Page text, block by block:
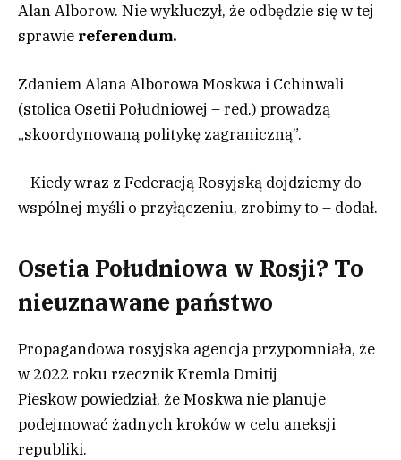
Alan Alborow. Nie wykluczył, że odbędzie się w tej
sprawie referendum.
Zdaniem Alana Alborowa Moskwa i Cchinwali
(stolica Osetii Południowej – red.) prowadzą
„skoordynowaną politykę zagraniczną”.
– Kiedy wraz z Federacją Rosyjską dojdziemy do
wspólnej myśli o przyłączeniu, zrobimy to – dodał.
Osetia Południowa w Rosji? To
nieuznawane państwo
Propagandowa rosyjska agencja przypomniała, że
w 2022 roku rzecznik Kremla Dmitij
Pieskow powiedział, że Moskwa nie planuje
podejmować żadnych kroków w celu aneksji
republiki.